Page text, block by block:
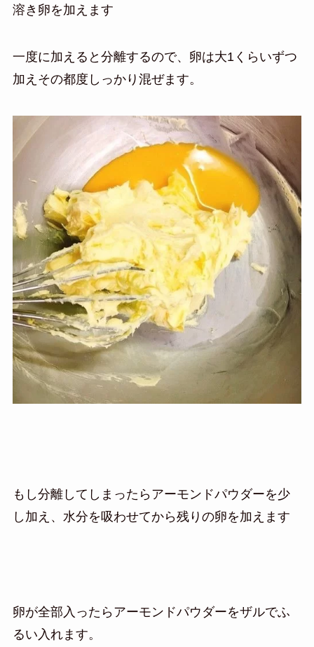
溶き卵を加えます
一度に加えると分離するので、卵は大1くらいずつ
加えその都度しっかり混ぜます。
もし分離してしまったらアーモンドパウダーを少
し加え、水分を吸わせてから残りの卵を加えます
卵が全部入ったらアーモンドパウダーをザルでふ
るい入れます。